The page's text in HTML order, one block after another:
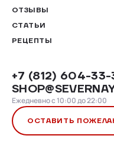
ОТЗЫВЫ
СТАТЬИ
РЕЦЕПТЫ
+7 (812) 604-33-
Ежедневно с 10:00 до 22:00
ОСТАВИТЬ